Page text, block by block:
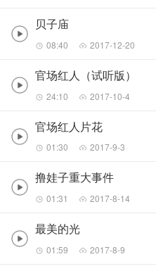
贝子庙
08:40 2017-12-20
官场红人（试听版）
24:10 2017-10-4
官场红人片花
01:30 2017-9-3
撸娃子重大事件
01:31 2017-8-14
最美的光
01:59 2017-8-9